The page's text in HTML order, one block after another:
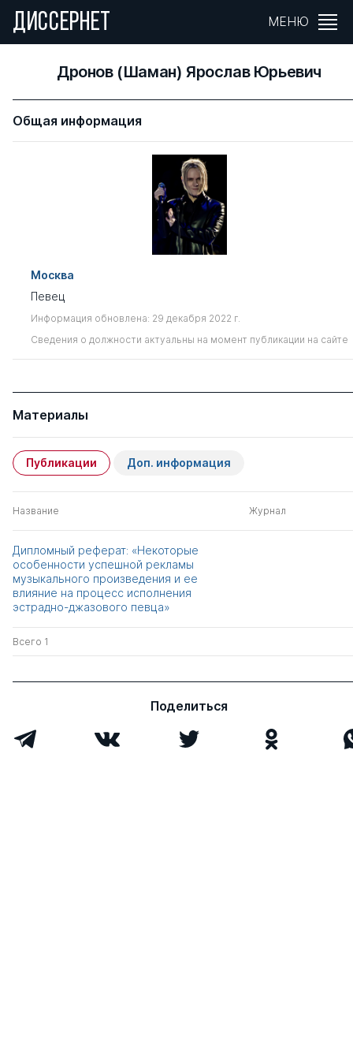
ДИССЕРНЕТ МЕНЮ
Дронов (Шаман) Ярослав Юрьевич
Общая информация
Москва
Певец
Информация обновлена: 29 декабря 2022 г.
Сведения о должности актуальны на момент публикации на сайте
Материалы
Публикации Доп. информация
Название Журнал
Дипломный реферат: «Некоторые
особенности успешной рекламы
музыкального произведения и ее
влияние на процесс исполнения
эстрадно-джазового певца»
Всего 1
Поделиться